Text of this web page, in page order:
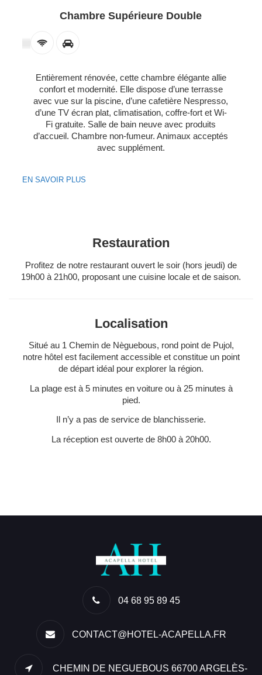
Chambre Supérieure Double
Entièrement rénovée, cette chambre élégante allie
confort et modernité. Elle dispose d’une terrasse
avec vue sur la piscine, d’une cafetière Nespresso,
d’une TV écran plat, climatisation, coffre-fort et Wi-
Fi gratuite. Salle de bain neuve avec produits
d’accueil. Chambre non-fumeur. Animaux acceptés
avec supplément.
EN SAVOIR PLUS
Restauration
Profitez de notre restaurant ouvert le soir (hors jeudi) de
19h00 à 21h00, proposant une cuisine locale et de saison.
Localisation
Situé au 1 Chemin de Nèguebous, rond point de Pujol,
notre hôtel est facilement accessible et constitue un point
de départ idéal pour explorer la région.
La plage est à 5 minutes en voiture ou à 25 minutes à
pied.
Il n’y a pas de service de blanchisserie.
La réception est ouverte de 8h00 à 20h00.
04 68 95 89 45
CONTACT@HOTEL-ACAPELLA.FR
CHEMIN DE NEGUEBOUS 66700 ARGELÈS-